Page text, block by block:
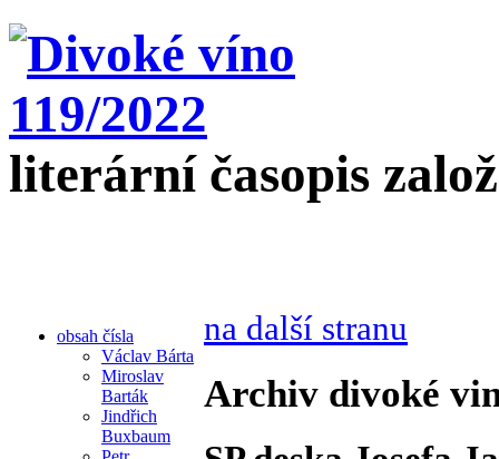
literární časopis
obsah čísla
Václav Bárta
Miroslav
Barták
Jindřich
Buxbaum
na další stranu
Archiv divoké